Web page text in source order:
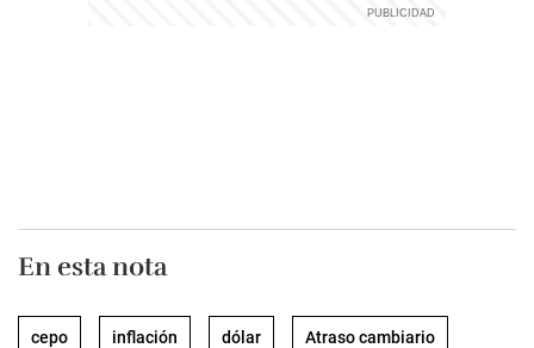
En esta nota
cepo inflación dólar Atraso cambiario